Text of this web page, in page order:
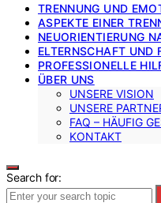
TRENNUNG UND
ASPEKTE EINER
NEUORIENTIERUNG
ELTERNSCHAFT UND
PROFESSIONELLE
ÜBER UNS
UNSERE VISION
UNSERE
FAQ – HÄUFIG
KONTAKT
Search for: